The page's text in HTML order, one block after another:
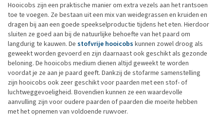
Hooicobs zijn een praktische manier om extra vezels aan het rantsoen
toe te voegen. Ze bestaan uit een mix van weidegrassen en kruiden en
dragen bij aan een goede speekselproductie tijdens het eten. Hierdoor
sluiten ze goed aan bij de natuurlijke behoefte van het paard om
langdurig te kauwen. De stofvrije hooicobs kunnen zowel droog als
geweekt worden gevoerd en zijn daarnaast ook geschikt als gezonde
beloning. De hooicobs medium dienen altijd geweekt te worden
voordat je ze aan je paard geeft. Dankzij de stofarme samenstelling
zijn hooicobs ook zeer geschikt voor paarden met een stof- of
luchtweggevoeligheid. Bovendien kunnen ze een waardevolle
aanvulling zijn voor oudere paarden of paarden die moeite hebben
met het opnemen van voldoende ruwvoer.